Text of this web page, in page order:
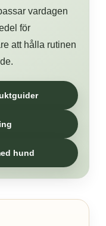
vardagen
för
att hålla rutinen
hund